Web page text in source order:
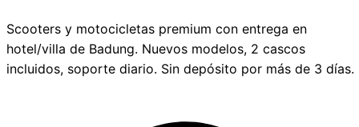
Scooters y motocicletas premium con entrega en
hotel/villa de Badung. Nuevos modelos, 2 cascos
incluidos, soporte diario. Sin depósito por más de 3 días.